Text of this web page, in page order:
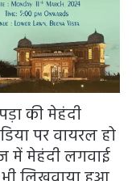
की मेहंदी
पर वायरल हो
में मेहंदी लगवाई